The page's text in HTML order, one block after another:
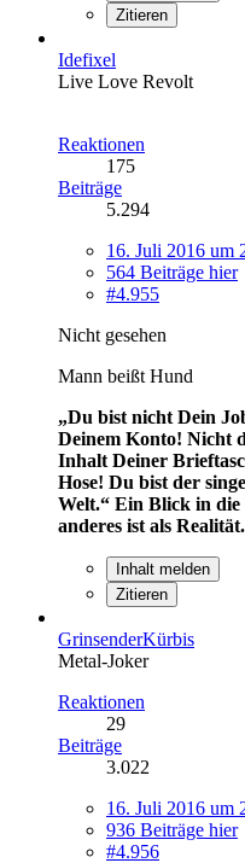
Zitieren
Idefixel
Live Love Revolt
Reaktionen
175
Beiträge
5.294
16. Juli 2016 um
564 Beiträge hier
#4.955
Nicht gesehen
Mann beißt Hund
„Du bist nicht Dein
Deinem Konto! Nicht
Inhalt Deiner
Hose! Du bist der
Welt.“ Ein Blick in die
anderes ist als Realität.
Inhalt melden
Zitieren
GrinsenderKürbis
Metal-Joker
Reaktionen
29
Beiträge
3.022
16. Juli 2016 um
936 Beiträge hier
#4.956